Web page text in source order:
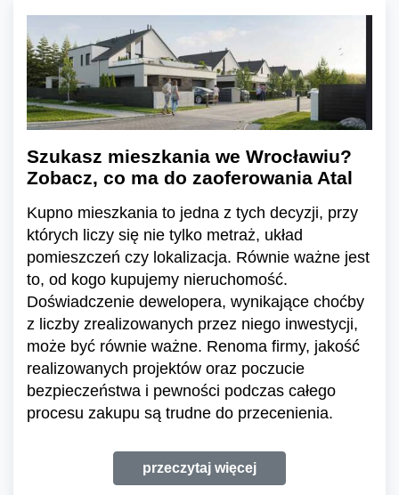
Szukasz mieszkania we Wrocławiu?
Zobacz, co ma do zaoferowania Atal
Kupno mieszkania to jedna z tych decyzji, przy
których liczy się nie tylko metraż, układ
pomieszczeń czy lokalizacja. Równie ważne jest
to, od kogo kupujemy nieruchomość.
Doświadczenie dewelopera, wynikające choćby
z liczby zrealizowanych przez niego inwestycji,
może być równie ważne. Renoma firmy, jakość
realizowanych projektów oraz poczucie
bezpieczeństwa i pewności podczas całego
procesu zakupu są trudne do przecenienia.
przeczytaj więcej